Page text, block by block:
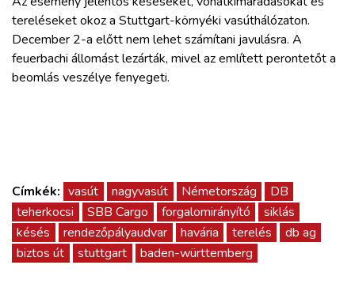
tereléseket okoz a Stuttgart-környéki vasúthálózaton.
December 2-a előtt nem lehet számítani javulásra. A
feuerbachi állomást lezárták, mivel az említett perontetőt a
beomlás veszélye fenyegeti.
Címkék: vasút nagyvasút Németország
DB
teherkocsi
SBB Cargo forgalomirányító
siklás
késés
rendezőpályaudvar havária terelés
db ag
biztos út
stuttgart baden-württemberg